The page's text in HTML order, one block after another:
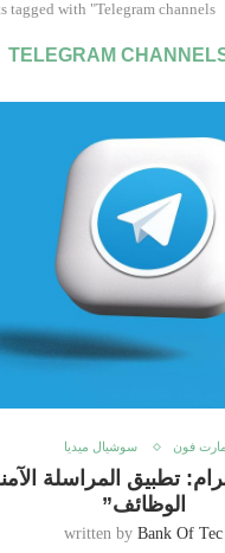
tagged with "Telegram channels"
TELEGRAM
فون سوشيال ميديا
تطبيق المراسلة
الوظائف”
written by Bank Of Tec